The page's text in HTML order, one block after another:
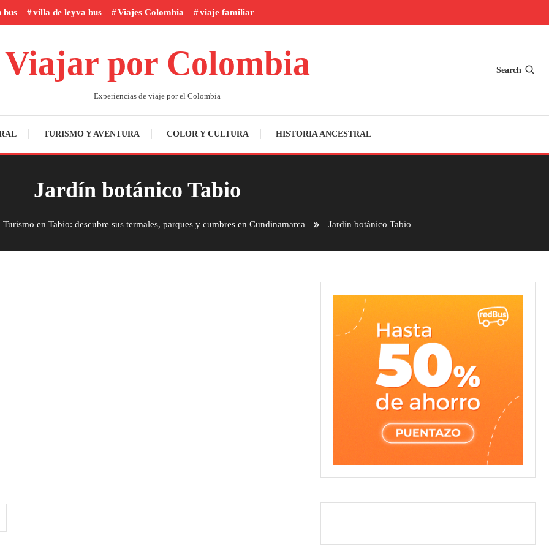
bus villa de leyva bus Viajes Colombia viaje familiar
Viajar por Colombia
Experiencias de viaje por el Colombia
Search
TURISMO Y AVENTURA COLOR Y CULTURA HISTORIA ANCESTRAL
Jardín botánico Tabio
Turismo en Tabio: descubre sus termales, parques y cumbres en Cundinamarca Jardín botánico Tabio